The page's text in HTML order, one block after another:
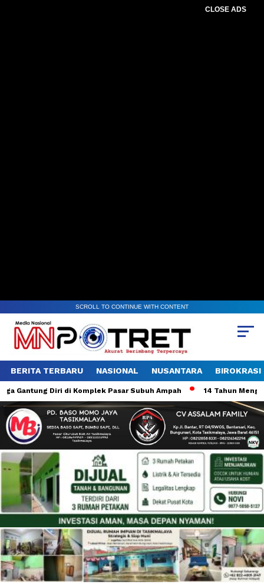
CLOSE ADS
SCROLL TO CONTINUE WITH CONTENT
BERITA TERBARU NASIONAL NUSANTARA BIROKRASI
Diri di Komplek Pasar Subuh Ampah 14 Tahun